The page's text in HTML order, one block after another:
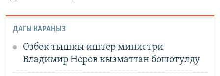
ДАГЫ КАРАҢЫЗ
Өзбек тышкы иштер министри
Владимир Норов кызматтан бошотулду